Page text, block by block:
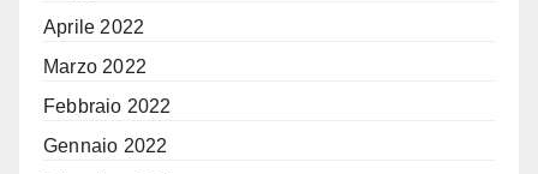
Aprile 2022
Marzo 2022
Febbraio 2022
Gennaio 2022